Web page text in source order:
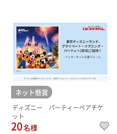
ネット懸賞
ディズニー パーティーペアチケ
ット
20名様